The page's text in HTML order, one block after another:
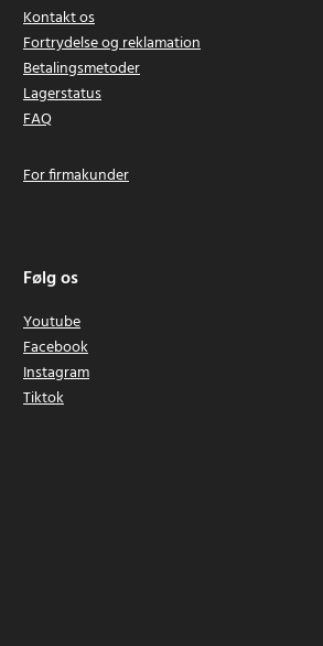
Kontakt os
Fortrydelse og reklamation
Betalingsmetoder
Lagerstatus
FAQ
For firmakunder
Følg os
Youtube
Facebook
Instagram
Tiktok